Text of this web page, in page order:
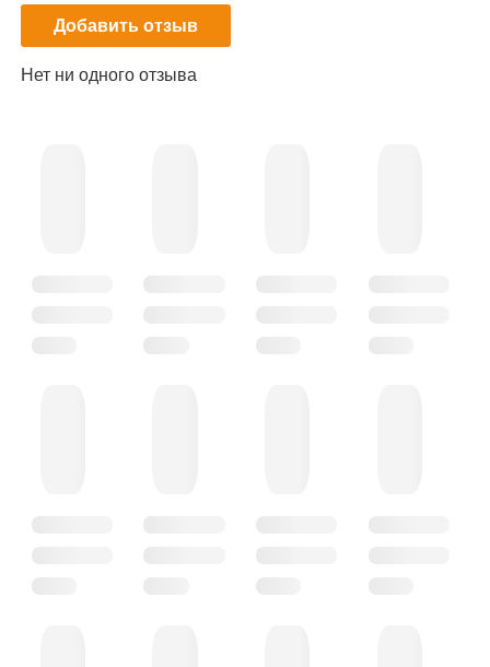
Добавить отзыв
Нет ни одного отзыва